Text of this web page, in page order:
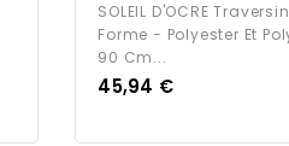
SOLEIL D'OCRE
Forme - Polyester Et
90 Cm...
Prix
45,94 €